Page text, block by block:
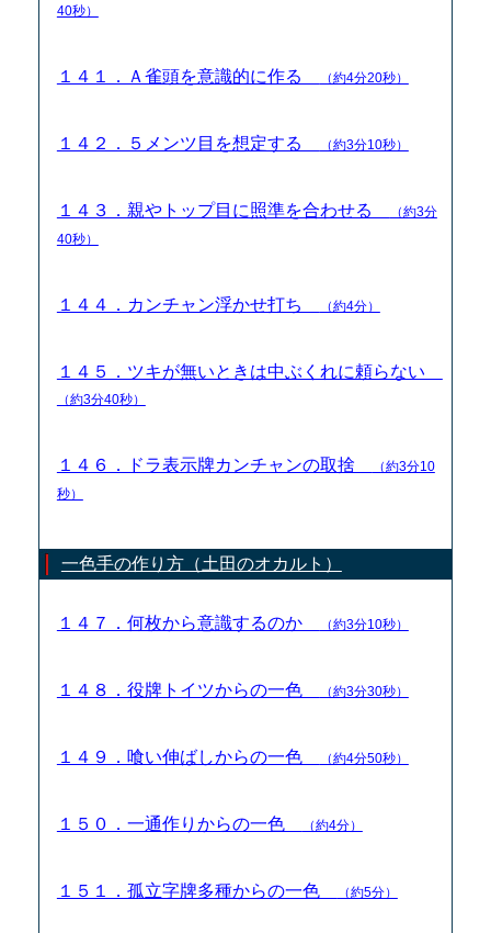
40秒）
１４１．Ａ雀頭を意識的に作る （約4分20秒）
１４２．５メンツ目を想定する （約3分10秒）
１４３．親やトップ目に照準を合わせる
（約3分
40秒）
１４４．カンチャン浮かせ打ち （約4分）
１４５．ツキが無いときは中ぶくれに頼らない
（約3分40秒）
１４６．ドラ表示牌カンチャンの取捨
（約3分10
秒）
一色手の作り方（土田のオカルト）
１４７．何枚から意識するのか （約3分10秒）
１４８．役牌トイツからの一色 （約3分30秒）
１４９．喰い伸ばしからの一色 （約4分50秒）
１５０．一通作りからの一色 （約4分）
１５１．孤立字牌多種からの一色 （約5分）